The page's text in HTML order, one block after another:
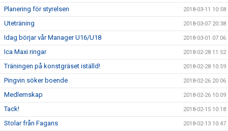
Planering för styrelsen 2018-03-11 10:58
Uteträning 2018-03-07 20:38
Idag börjar vår Manager U16/U18 2018-03-01 07:06
Ica Maxi ringar 2018-02-28 11:52
Träningen på konstgräset iställd! 2018-02-28 10:59
Pingvin söker boende 2018-02-26 20:06
Medlemskap 2018-02-26 10:09
Tack! 2018-02-15 10:18
Stolar från Fagans 2018-02-13 10:47